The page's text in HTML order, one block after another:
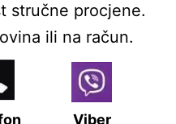
stručne procjene.
ili na račun.
Viber